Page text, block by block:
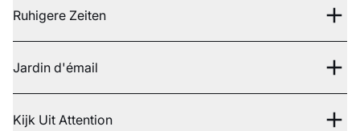
Ruhigere Zeiten
Jardin d'émail
Kijk Uit Attention